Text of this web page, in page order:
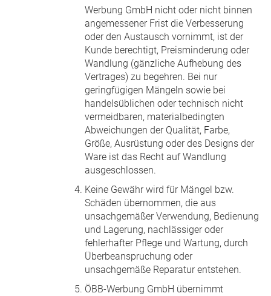
Werbung GmbH nicht oder nicht binnen
angemessener Frist die Verbesserung
oder den Austausch vornimmt, ist der
Kunde berechtigt, Preisminderung oder
Wandlung (gänzliche Aufhebung des
Vertrages) zu begehren. Bei nur
geringfügigen Mängeln sowie bei
handelsüblichen oder technisch nicht
vermeidbaren, materialbedingten
Abweichungen der Qualität, Farbe,
Größe, Ausrüstung oder des Designs der
Ware ist das Recht auf Wandlung
ausgeschlossen.
Keine Gewähr wird für Mängel bzw.
Schäden übernommen, die aus
unsachgemäßer Verwendung, Bedienung
und Lagerung, nachlässiger oder
fehlerhafter Pflege und Wartung, durch
Überbeanspruchung oder
unsachgemäße Reparatur entstehen.
ÖBB-Werbung GmbH übernimmt